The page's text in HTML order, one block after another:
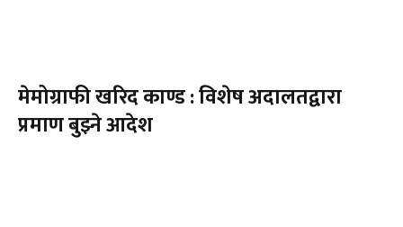
मेमोग्राफी खरिद काण्ड : विशेष अदालतद्वारा
प्रमाण बुझ्ने आदेश